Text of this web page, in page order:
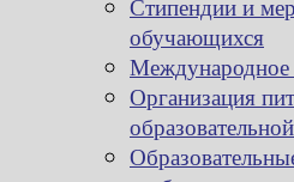
Стипендии и
обучающихся
Международное
Организация